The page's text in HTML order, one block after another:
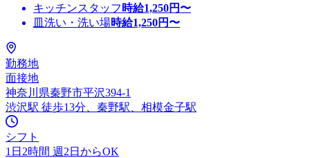
キッチンスタッフ 時給1,250円〜
皿洗い・洗い場時給1,250円〜
勤務地
面接地
神奈川県秦野市平沢394-1
渋沢駅 徒歩13分、秦野駅、相模金子駅
シフト
1日2時間 週2日からOK